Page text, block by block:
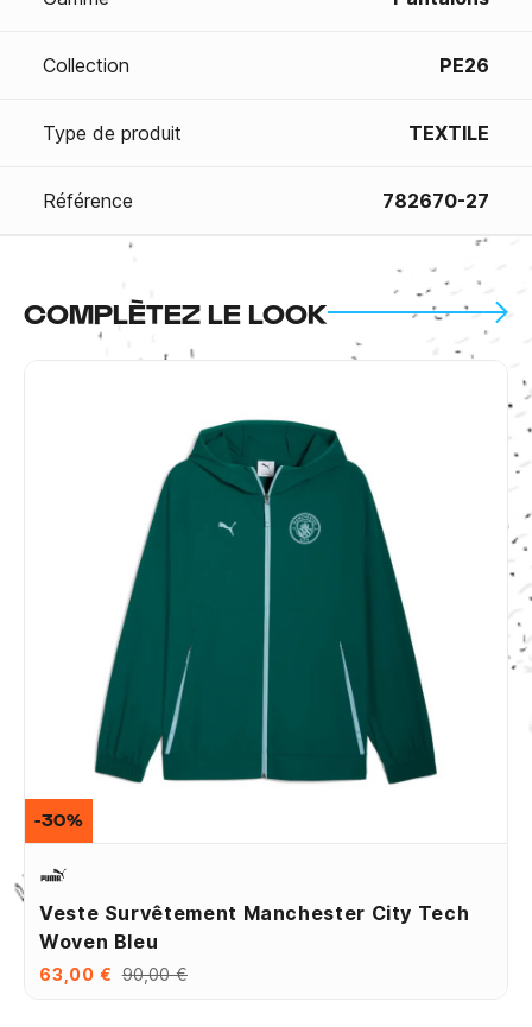
Collection PE26
Type de produit TEXTILE
Référence 782670-27
COMPLÈTEZ LE LOOK
Veste Survêtement Manchester City Tech
Woven Bleu
63,00 € 90,00 €
-30%